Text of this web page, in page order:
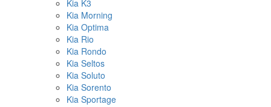
Kia K3
Kia Morning
Kia Optima
Kia Rio
Kia Rondo
Kia Seltos
Kia Soluto
Kia Sorento
Kia Sportage